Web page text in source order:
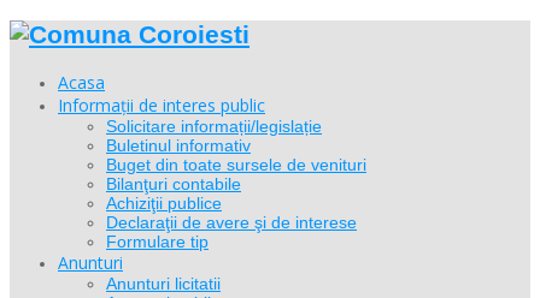
Acasa
Informații de interes public
Solicitare informații/legislație
Buletinul informativ
Buget din toate sursele de venituri
Bilanţuri contabile
Achiziţii publice
Declaraţii de avere şi de interese
Formulare tip
Anunturi
Anunturi licitatii